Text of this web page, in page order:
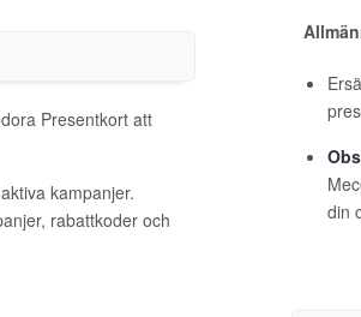
Presentkort att
kampanjer.
rabattkoder och
din